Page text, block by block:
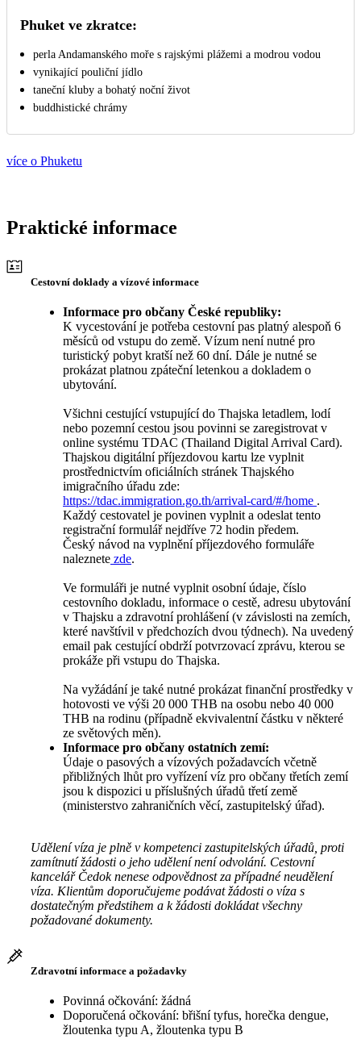
Phuket ve zkratce:
perla Andamanského moře s rajskými plážemi a modrou vodou
vynikající pouliční jídlo
taneční kluby a bohatý noční život
buddhistické chrámy
více o Phuketu
Praktické informace
Cestovní doklady a vízové informace
Informace pro občany České republiky:
K vycestování je potřeba cestovní pas platný alespoň 6
měsíců od vstupu do země. Vízum není nutné pro
turistický pobyt kratší než 60 dní. Dále je nutné se
prokázat platnou zpáteční letenkou a dokladem o
ubytování.
Všichni cestující vstupující do Thajska letadlem, lodí
nebo pozemní cestou jsou povinni se zaregistrovat v
online systému TDAC (Thailand Digital Arrival Card).
Thajskou digitální příjezdovou kartu lze vyplnit
prostřednictvím oficiálních stránek Thajského
imigračního úřadu zde:
https://tdac.immigration.go.th/arrival-card/#/home .
Každý cestovatel je povinen vyplnit a odeslat tento
registrační formulář nejdříve 72 hodin předem.
Český návod na vyplnění příjezdového formuláře
naleznete zde.
Ve formuláři je nutné vyplnit osobní údaje, číslo
cestovního dokladu, informace o cestě, adresu ubytování
v Thajsku a zdravotní prohlášení (v závislosti na zemích,
které navštívil v předchozích dvou týdnech). Na uvedený
email pak cestující obdrží potvrzovací zprávu, kterou se
prokáže při vstupu do Thajska.
Na vyžádání je také nutné prokázat finanční prostředky v
hotovosti ve výši 20 000 THB na osobu nebo 40 000
THB na rodinu (případně ekvivalentní částku v některé
ze světových měn).
Informace pro občany ostatních zemí:
Údaje o pasových a vízových požadavcích včetně
přibližných lhůt pro vyřízení víz pro občany třetích zemí
jsou k dispozici u příslušných úřadů třetí země
(ministerstvo zahraničních věcí, zastupitelský úřad).
Udělení víza je plně v kompetenci zastupitelských úřadů, proti
zamítnutí žádosti o jeho udělení není odvolání. Cestovní
kancelář Čedok nenese odpovědnost za případné neudělení
víza. Klientům doporučujeme podávat žádosti o víza s
dostatečným předstihem a k žádosti dokládat všechny
požadované dokumenty.
Zdravotní informace a požadavky
Povinná očkování: žádná
Doporučená očkování: břišní tyfus, horečka dengue,
žloutenka typu A, žloutenka typu B